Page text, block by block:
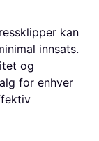
kan
innsats.
og
for enhver